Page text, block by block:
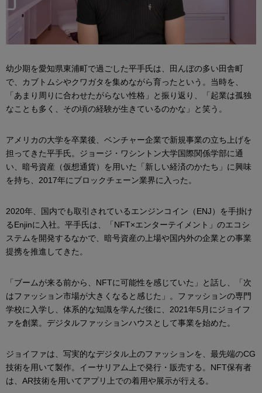
幼少期を愛知県東浦町で過ごした平手氏は、田んぼの多い田舎町
で、カブトムシやクワガタを集めながら育ったという。当時を、
「あまり周りに合わせたがらない性格」と振り返り、「起業は孤独
なことも多く、その頃の経験が生きているのかな」と笑う。
アメリカの大学を卒業後、ベンチャー企業で新規事業の立ち上げを
担ってきた平手氏。ジョージ・ワシントン大学国際関係学部に通
い、暗号資産（仮想通貨）を用いた「新しい経済のかたち」に興味
を持ち、2017年にブロックチェーン業界に入った。
2020年、国内でも取引されているエンジンコイン（ENJ）を手掛け
るEnjinに入社。平手氏は、「NFT×エンターテイメント」のエコシ
ステムを開発するなかで、暗号資産の上場や国内外の企業との事業
提携を推進してきた。
「ブームが来る前から、NFTに可能性を感じていた」と話し、「次
はファッション市場が大きくなると感じた」。ファッションの専門
学校に入学し、体系的な知識を学んだ後に、2021年5月にジョイフ
ァを創業。デジタルファッションハウスとして事業を始めた。
ジョイファは、写実的なデジタル上のファッションを、最先端のCG
技術を用いて製作。イーサリアム上で発行・販売する。NFT保有者
は、AR技術を用いてアプリ上での着用や展示が行える。